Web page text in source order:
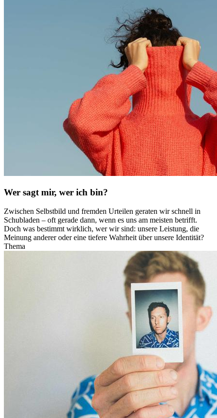
Wer sagt mir, wer ich bin?
Zwischen Selbstbild und fremden Urteilen geraten wir schnell in
Schubladen – oft gerade dann, wenn es uns am meisten betrifft.
Doch was bestimmt wirklich, wer wir sind: unsere Leistung, die
Meinung anderer oder eine tiefere Wahrheit über unsere Identität?
Thema